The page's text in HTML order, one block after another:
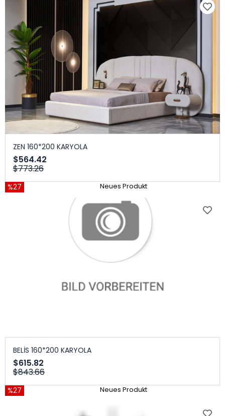
ZEN 160*200 KARYOLA
$564.42
$773.26
%27 Neues Produkt
BELİS 160*200 KARYOLA
$615.82
$843.66
%27 Neues Produkt